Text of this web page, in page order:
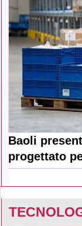
Baoli
progettato